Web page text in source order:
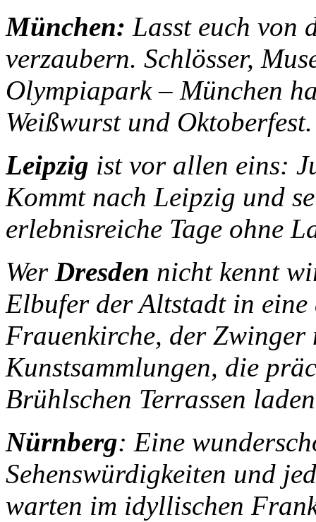
München: Lasst euch von
verzaubern. Schlösser,
Olympiapark – München
Weißwurst und Oktoberfest.
Leipzig ist vor allen eins:
Kommt nach Leipzig und
erlebnisreiche Tage ohne
Wer Dresden nicht kennt
Elbufer der Altstadt in eine
Frauenkirche, der Zwinger
Kunstsammlungen, die
Brühlschen Terrassen
Nürnberg: Eine
Sehenswürdigkeiten und
warten im idyllischen